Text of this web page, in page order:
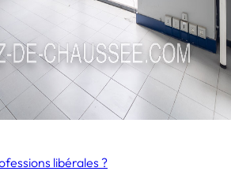
libérales ?